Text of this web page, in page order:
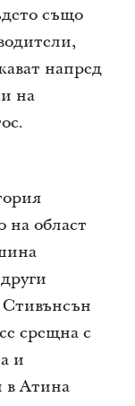
също
напред
на
на област
срещна с
и
в Атина